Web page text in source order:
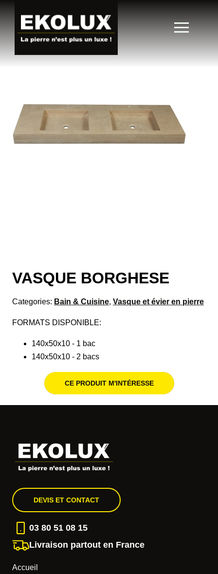
VASQUE BORGHESE
Categories: Bain & Cuisine, Vasque et évier en pierre
FORMATS DISPONIBLE:
140x50x10 - 1 bac
140x50x10 - 2 bacs
CE PRODUIT M'INTÉRESSE
DEVIS ET CONTACT
03 80 51 08 15
Livraison partout en France
Accueil